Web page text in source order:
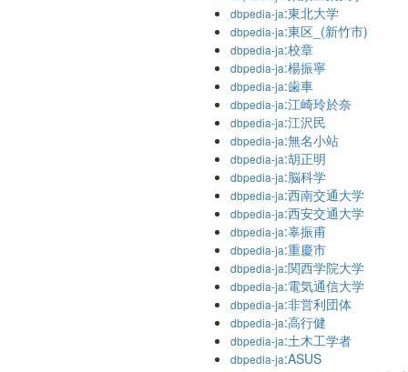
dbpedia-ja:東北大学
dbpedia-ja:東区_(新竹市)
dbpedia-ja:校章
dbpedia-ja:楊振寧
dbpedia-ja:歯車
dbpedia-ja:江崎玲於奈
dbpedia-ja:江沢民
dbpedia-ja:無名小站
dbpedia-ja:胡正明
dbpedia-ja:脳科学
dbpedia-ja:西南交通大学
dbpedia-ja:西安交通大学
dbpedia-ja:辜振甫
dbpedia-ja:重慶市
dbpedia-ja:関西学院大学
dbpedia-ja:電気通信大学
dbpedia-ja:非営利団体
dbpedia-ja:高行健
dbpedia-ja:土木工学者
dbpedia-ja:ASUS